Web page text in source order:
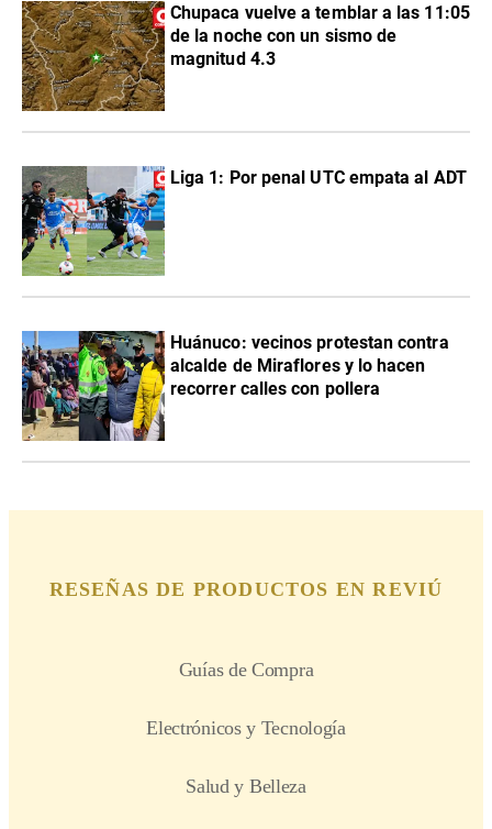
Chupaca vuelve a temblar a las 11:05
de la noche con un sismo de
magnitud 4.3
Liga 1: Por penal UTC empata al ADT
Huánuco: vecinos protestan contra
alcalde de Miraflores y lo hacen
recorrer calles con pollera